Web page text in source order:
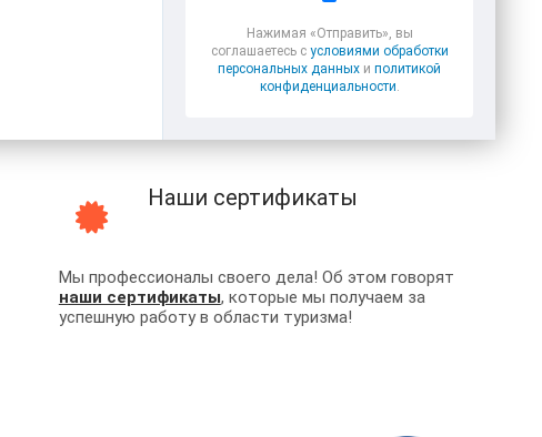
Нажимая «Отправить», вы
соглашаетесь с условиями обработки
персональных данных и политикой
конфиденциальности.
Наши сертификаты
Мы профессионалы своего дела! Об этом говорят
наши сертификаты, которые мы получаем за
успешную работу в области туризма!